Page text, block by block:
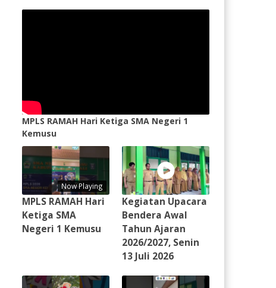
MPLS RAMAH Hari Ketiga SMA Negeri 1
Kemusu
Now Playing
MPLS RAMAH Hari
Ketiga SMA
Negeri 1 Kemusu
Kegiatan Upacara
Bendera Awal
Tahun Ajaran
2026/2027, Senin
13 Juli 2026